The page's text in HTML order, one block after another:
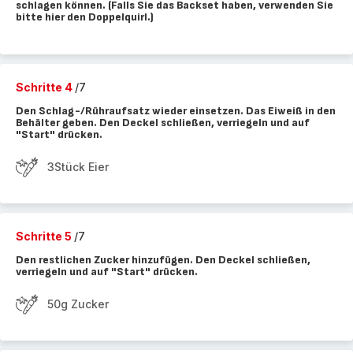
schlagen können. (Falls Sie das Backset haben, verwenden Sie
bitte hier den Doppelquirl.)
Schritte 4 /7
Den Schlag-/Rühraufsatz wieder einsetzen. Das Eiweiß in den
Behälter geben. Den Deckel schließen, verriegeln und auf
"Start" drücken.
3Stück Eier
Schritte 5 /7
Den restlichen Zucker hinzufügen. Den Deckel schließen,
verriegeln und auf "Start" drücken.
50g Zucker